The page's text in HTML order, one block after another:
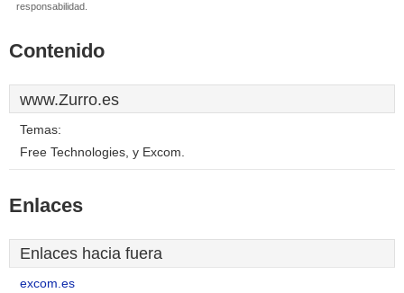
responsabilidad.
Contenido
www.Zurro.es
Temas:
Free Technologies, y Excom.
Enlaces
Enlaces hacia fuera
excom.es